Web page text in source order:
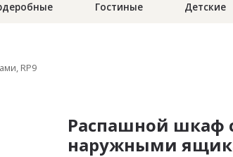
Гостиные Детские
RP9
Распашной шкаф
наружными